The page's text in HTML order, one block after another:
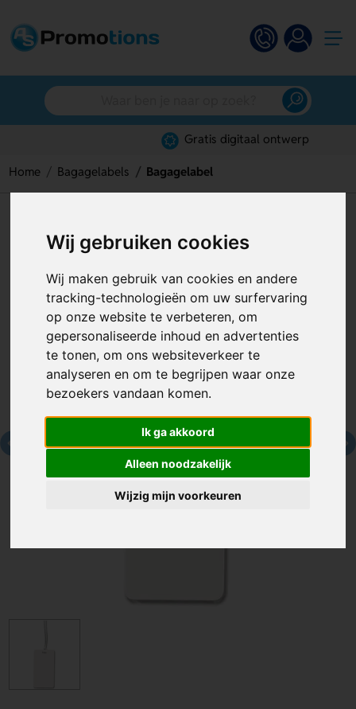
Wij gebruiken cookies
Wij maken gebruik van cookies en andere
tracking-technologieën om uw surfervaring
op onze website te verbeteren, om
gepersonaliseerde inhoud en advertenties
te tonen, om ons websiteverkeer te
analyseren en om te begrijpen waar onze
bezoekers vandaan komen.
Ik ga akkoord
Alleen noodzakelijk
Wijzig mijn voorkeuren
Gratis digitaal ontwerp
Home Bagagelabels Bagagelabel
Artikelnummer:126616